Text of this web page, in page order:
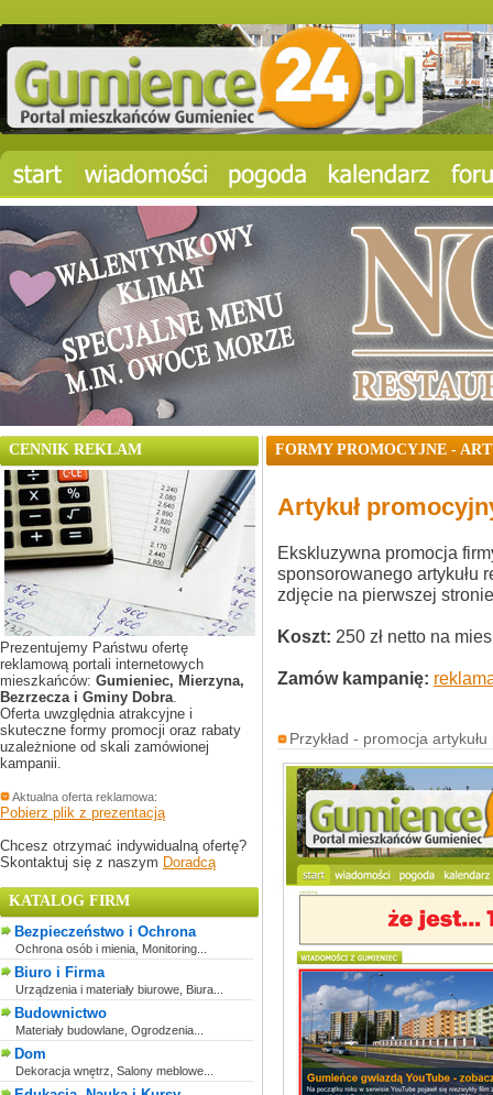
CENNIK REKLAM
Prezentujemy Państwu ofertę
reklamową portali internetowych
mieszkańców: Gumieniec, Mierzyna,
Bezrzecza i Gminy Dobra.
Oferta uwzględnia atrakcyjne i
skuteczne formy promocji oraz rabaty
uzależnione od skali zamówionej
kampanii.
Aktualna oferta reklamowa:
Pobierz plik z prezentacją
Chcesz otrzymać indywidualną ofertę?
Skontaktuj się z naszym Doradcą
KATALOG FIRM
Bezpieczeństwo i Ochrona
Ochrona osób i mienia, Monitoring...
Biuro i Firma
Urządzenia i materiały biurowe, Biura...
Budownictwo
Materiały budowlane, Ogrodzenia...
Dom
Dekoracja wnętrz, Salony meblowe...
FORMY PROMOCYJNE -
Artykuł
Ekskluzywna promocja
sponsorowanego artykułu
zdjęcie na pierwszej
Koszt: 250 zł netto na
Zamów kampanię:
Przykład - promocja